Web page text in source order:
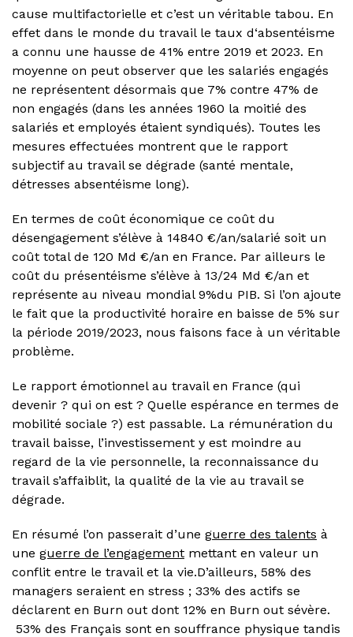
cause multifactorielle et c’est un véritable tabou. En
effet dans le monde du travail le taux d‘absentéisme
a connu une hausse de 41% entre 2019 et 2023. En
moyenne on peut observer que les salariés engagés
ne représentent désormais que 7% contre 47% de
non engagés (dans les années 1960 la moitié des
salariés et employés étaient syndiqués). Toutes les
mesures effectuées montrent que le rapport
subjectif au travail se dégrade (santé mentale,
détresses absentéisme long).
En termes de coût économique ce coût du
désengagement s’élève à 14840 €/an/salarié soit un
coût total de 120 Md €/an en France. Par ailleurs le
coût du présentéisme s’élève à 13/24 Md €/an et
représente au niveau mondial 9%du PIB. Si l’on ajoute
le fait que la productivité horaire en baisse de 5% sur
la période 2019/2023, nous faisons face à un véritable
problème.
Le rapport émotionnel au travail en France (qui
devenir ? qui on est ? Quelle espérance en termes de
mobilité sociale ?) est passable. La rémunération du
travail baisse, l’investissement y est moindre au
regard de la vie personnelle, la reconnaissance du
travail s’affaiblit, la qualité de la vie au travail se
dégrade.
En résumé l’on passerait d’une guerre des talents à
une guerre de l’engagement mettant en valeur un
conflit entre le travail et la vie.D’ailleurs, 58% des
managers seraient en stress ; 33% des actifs se
déclarent en Burn out dont 12% en Burn out sévère.
53% des Français sont en souffrance physique tandis